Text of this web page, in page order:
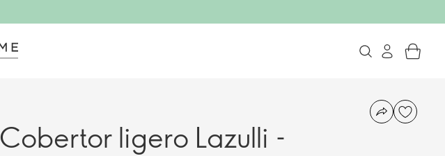
Cobertor ligero Lazulli -